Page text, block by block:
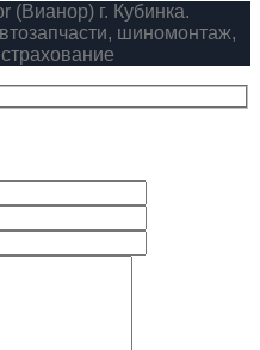
(Вианор) г. Кубинка.
шиномонтаж,